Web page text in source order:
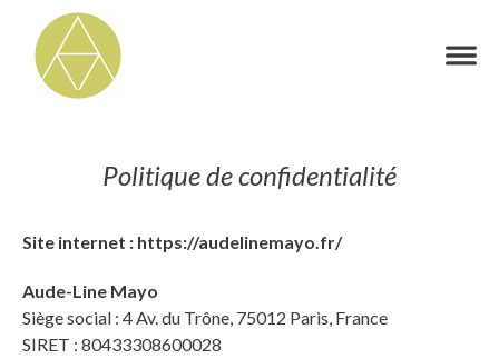
Politique de confidentialité
Site internet : https://audelinemayo.fr/
Aude-Line Mayo
Siège social : 4 Av. du Trône, 75012 Paris, France
SIRET : 80433308600028